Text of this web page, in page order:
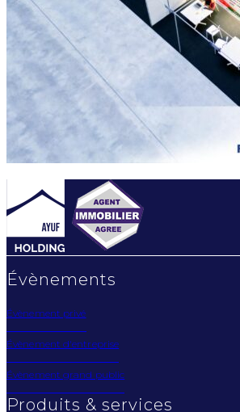
Évènements
Évènement privé
Évènement d'entreprise
Évènement grand public
Produits & services